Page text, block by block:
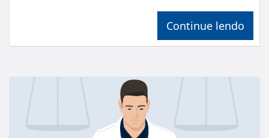
Continue lendo